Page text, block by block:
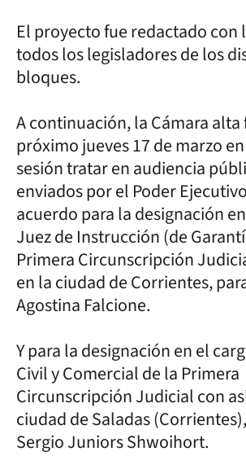
El proyecto fue redactado con
todos los legisladores de los
bloques.
A continuación, la Cámara alta
próximo jueves 17 de marzo
sesión tratar en audiencia
enviados por el Poder
acuerdo para la designación
Juez de Instrucción (de
Primera Circunscripción
en la ciudad de Corrientes,
Agostina Falcione.
Y para la designación en el
Civil y Comercial de la Primera
Circunscripción Judicial con
ciudad de Saladas
Sergio Juniors Shwoihort.